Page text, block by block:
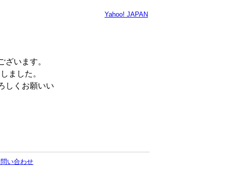
Yahoo! JAPAN
います。
ました。
しくお願いい
い合わせ